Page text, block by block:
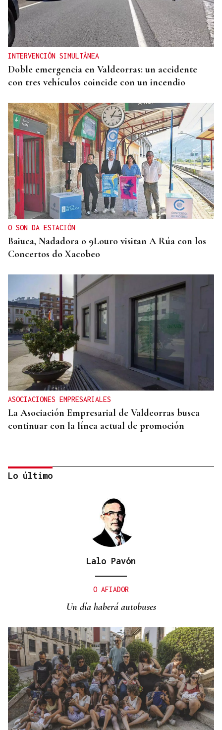
INTERVENCIÓN SIMULTÁNEA
Doble emergencia en Valdeorras: un accidente
con tres vehículos coincide con un incendio
O SON DA ESTACIÓN
Baiuca, Nadadora o 9Louro visitan A Rúa con los
Concertos do Xacobeo
ASOCIACIONES EMPRESARIALES
La Asociación Empresarial de Valdeorras busca
continuar con la línea actual de promoción
Gaseosas Roca, medio siglo creciendo junto a
Lo último
Lalo Pavón
O AFIADOR
Un día haberá autobuses